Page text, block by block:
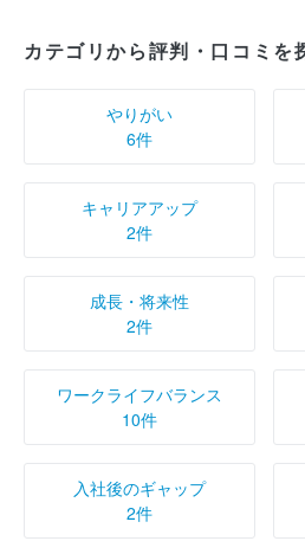
カテゴリから評判・口コミを
やりがい
6件
キャリアアップ
2件
成長・将来性
2件
ワークライフバランス
10件
入社後のギャップ
2件